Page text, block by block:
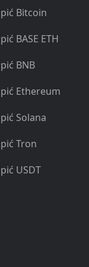
Bitcoin
BASE ETH
BNB
Ethereum
Solana
Tron
USDT